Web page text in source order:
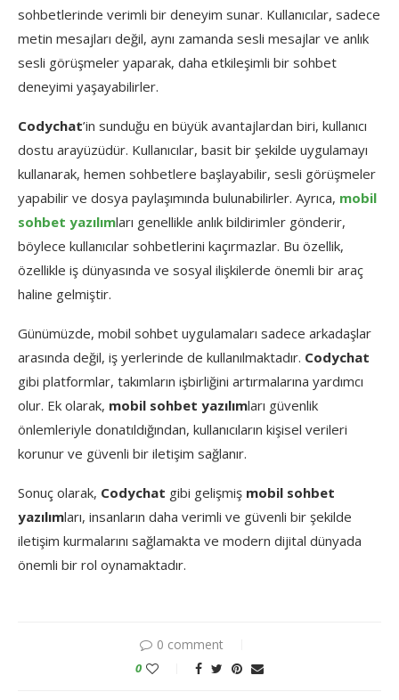
sohbetlerinde verimli bir deneyim sunar. Kullanıcılar, sadece
metin mesajları değil, aynı zamanda sesli mesajlar ve anlık
sesli görüşmeler yaparak, daha etkileşimli bir sohbet
deneyimi yaşayabilirler.
Codychat’in sunduğu en büyük avantajlardan biri, kullanıcı
dostu arayüzüdür. Kullanıcılar, basit bir şekilde uygulamayı
kullanarak, hemen sohbetlere başlayabilir, sesli görüşmeler
yapabilir ve dosya paylaşımında bulunabilirler. Ayrıca, mobil
sohbet yazılımları genellikle anlık bildirimler gönderir,
böylece kullanıcılar sohbetlerini kaçırmazlar. Bu özellik,
özellikle iş dünyasında ve sosyal ilişkilerde önemli bir araç
haline gelmiştir.
Günümüzde, mobil sohbet uygulamaları sadece arkadaşlar
arasında değil, iş yerlerinde de kullanılmaktadır. Codychat
gibi platformlar, takımların işbirliğini artırmalarına yardımcı
olur. Ek olarak, mobil sohbet yazılımları güvenlik
önlemleriyle donatıldığından, kullanıcıların kişisel verileri
korunur ve güvenli bir iletişim sağlanır.
Sonuç olarak, Codychat gibi gelişmiş mobil sohbet
yazılımları, insanların daha verimli ve güvenli bir şekilde
iletişim kurmalarını sağlamakta ve modern dijital dünyada
önemli bir rol oynamaktadır.
0 comment
0